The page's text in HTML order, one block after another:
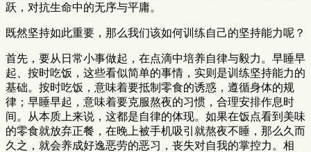
跃，对抗生命中的无序与平庸。
既然坚持如此重要，那么我们该如何训练自己的坚持能力呢？
首先，要从日常小事做起，在点滴中培养自律与毅力。早睡早
起、按时吃饭，这些看似简单的事情，实则是训练坚持能力的
基础。按时吃饭，意味着要抵制零食的诱惑，遵循身体的规
律；早睡早起，意味着要克服熬夜的习惯，合理安排作息时
间。从本质上来说，这都是自律的体现。如果在饭点看到美味
的零食就放弃正餐，在晚上被手机吸引就熬夜不睡，那么久而
久之，就会养成好逸恶劳的恶习，丧失对自我的掌控力。相